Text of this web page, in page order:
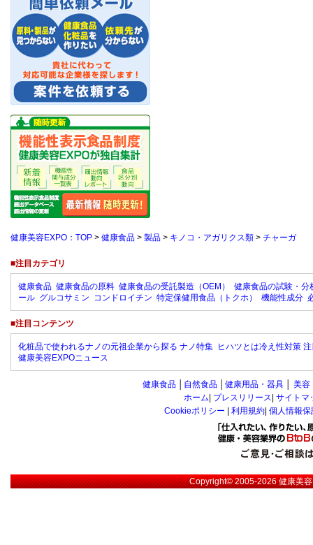
健康美容EXPO：TOP > 健康食品 > 製品 > キノコ・アガリクス類 > チャーガ
■注目カテゴリ
健康食品 健康食品の原料 健康食品の受託製造（OEM）
健康食品の試験・分
ール グルコサミン コンドロイチン 特定保健用食品（トクホ） 機能性成分
■注目コンテンツ
化粧品で使われるナノの元祖企業から探る ナノ特集 ヒハツとは冷え性対策
健康美容EXPOニュース
健康食品 自然食品 健康用品・器具 美容
ホーム プレスリリース サイトマ
Cookieポリシー
利用規約 個人情報
Copyright© 2005-2026健康美